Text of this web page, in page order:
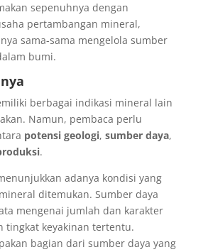
sepenuhnya dengan
pertambangan mineral,
sama-sama mengelola sumber
bumi.
berbagai indikasi mineral lain
Namun, pembaca perlu
potensi geologi, sumber daya,
.
adanya kondisi yang
ditemukan. Sumber daya
mengenai jumlah dan karakter
tingkat keyakinan tertentu.
bagian dari sumber daya yang